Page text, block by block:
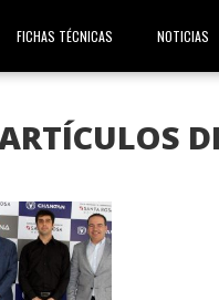
FICHAS TÉCNICAS NOTICIAS